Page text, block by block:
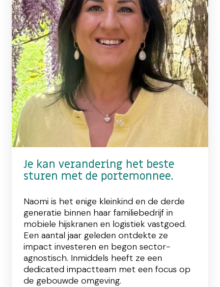
Je kan verandering het beste
sturen met de portemonnee.
Naomi is het enige kleinkind en de derde
generatie binnen haar familiebedrijf in
mobiele hijskranen en logistiek vastgoed.
Een aantal jaar geleden ontdekte ze
impact investeren en begon sector-
agnostisch. Inmiddels heeft ze een
dedicated impactteam met een focus op
de gebouwde omgeving.